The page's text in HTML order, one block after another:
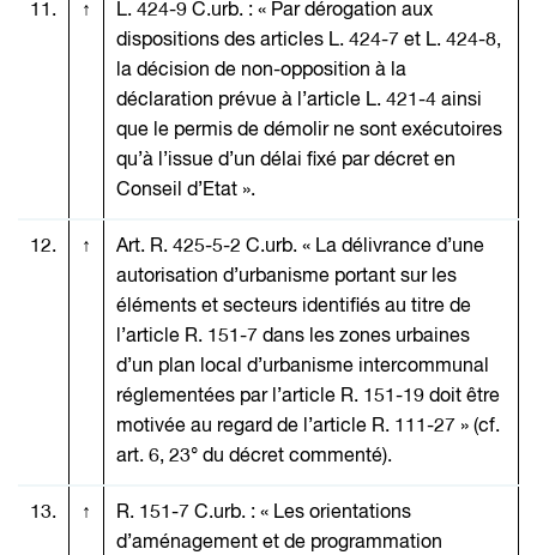
11. ↑
L. 424-9 C.urb. : « Par dérogation aux
dispositions des articles L. 424-7 et L. 424-8,
la décision de non-opposition à la
déclaration prévue à l’article L. 421-4 ainsi
que le permis de démolir ne sont exécutoires
qu’à l’issue d’un délai fixé par décret en
Conseil d’Etat ».
12. ↑
Art. R. 425-5-2 C.urb. « La délivrance d’une
autorisation d’urbanisme portant sur les
éléments et secteurs identifiés au titre de
l’article R. 151-7 dans les zones urbaines
d’un plan local d’urbanisme intercommunal
réglementées par l’article R. 151-19 doit être
motivée au regard de l’article R. 111-27 » (cf.
art. 6, 23° du décret commenté).
13. ↑
R. 151-7 C.urb. : « Les orientations
d’aménagement et de programmation